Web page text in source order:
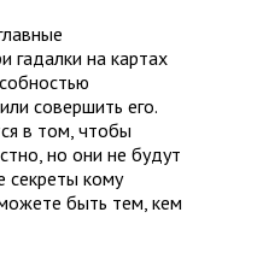
гадалки на картах
совершить его.
в том, чтобы
но они не будут
секреты кому
быть тем, кем